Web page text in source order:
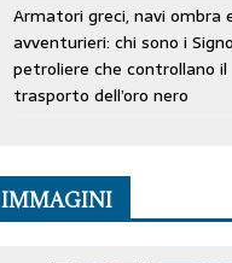
Armatori greci, navi ombra
avventurieri: chi sono i
petroliere che controllano il
trasporto dell’oro nero
IMMAGINI